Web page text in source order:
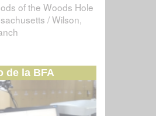
of the Woods Hole
/ Wilson,
de la BFA